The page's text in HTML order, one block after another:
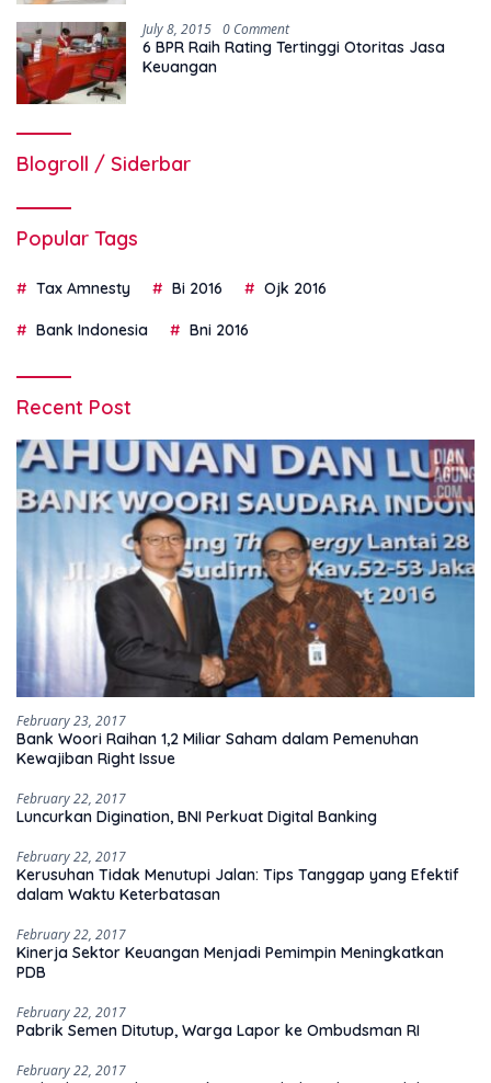
July 8, 2015 0 Comment
6 BPR Raih Rating Tertinggi Otoritas Jasa
Keuangan
Blogroll / Siderbar
Popular Tags
Tax Amnesty Bi 2016 Ojk 2016
Bank Indonesia Bni 2016
Recent Post
February 23, 2017
Bank Woori Raihan 1,2 Miliar Saham dalam Pemenuhan
Kewajiban Right Issue
February 22, 2017
Luncurkan Digination, BNI Perkuat Digital Banking
February 22, 2017
Kerusuhan Tidak Menutupi Jalan: Tips Tanggap yang Efektif
dalam Waktu Keterbatasan
February 22, 2017
Kinerja Sektor Keuangan Menjadi Pemimpin Meningkatkan
PDB
February 22, 2017
Pabrik Semen Ditutup, Warga Lapor ke Ombudsman RI
February 22, 2017